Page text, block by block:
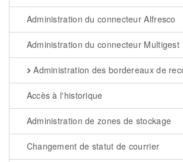
Administration du connecteur Alfresco
Administration du connecteur Multigest
Administration des bordereaux de
Accès à l'historique
Administration de zones de stockage
Changement de statut de courrier